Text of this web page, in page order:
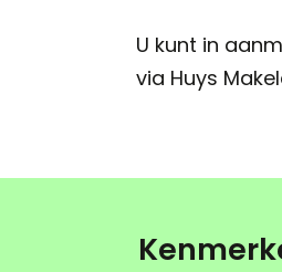
U kunt in
via Huys